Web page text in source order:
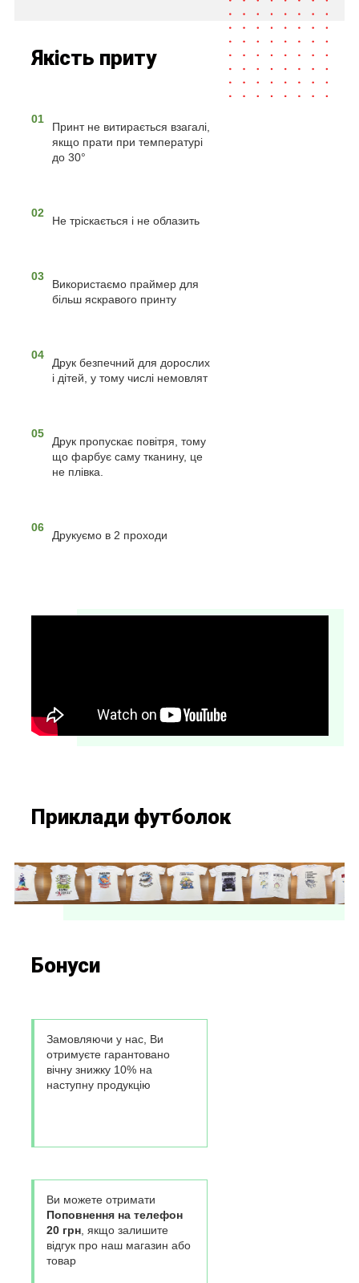
Якість приту
01
Принт не витирається взагалі,
якщо прати при температурі
до 30°
02
Не тріскається і не облазить
03
Використаємо праймер для
більш яскравого принту
04
Друк безпечний для дорослих
і дітей, у тому числі немовлят
05
Друк пропускає повітря, тому
що фарбує саму тканину, це
не плівка.
06
Друкуємо в 2 проходи
Приклади футболок
Бонуси
Замовляючи у нас, Ви
отримуєте гарантовано
вічну знижку 10% на
наступну продукцію
Ви можете отримати
Поповнення на телефон
20 грн, якщо залишите
відгук про наш магазин або
товар